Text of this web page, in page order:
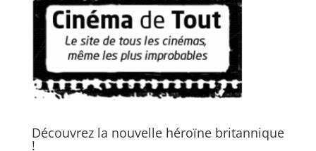
Découvrez la nouvelle héroïne britannique
!